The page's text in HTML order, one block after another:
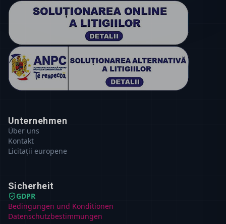
Unternehmen
Über uns
Kontakt
Licitații europene
Sicherheit
GDPR
Bedingungen und Konditionen
Datenschutzbestimmungen